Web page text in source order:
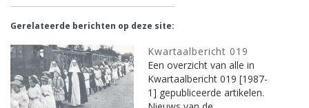
Gerelateerde berichten op deze site:
Kwartaalbericht 019
Een overzicht van alle in
Kwartaalbericht 019 [1987-
1] gepubliceerde artikelen.